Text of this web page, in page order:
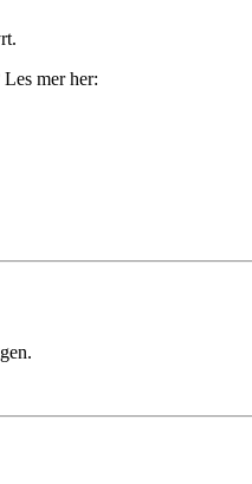
mer her: